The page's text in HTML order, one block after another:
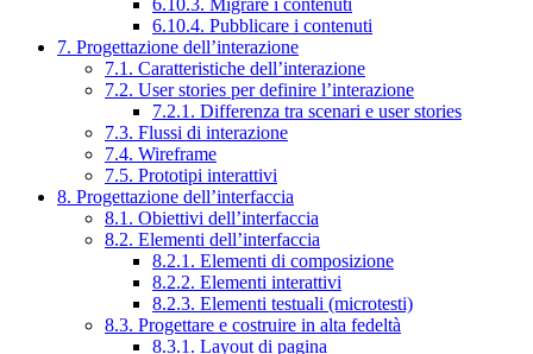
6.10.3. Migrare i contenuti
6.10.4. Pubblicare i contenuti
7. Progettazione dell’interazione
7.1. Caratteristiche dell’interazione
7.2. User stories per definire l’interazione
7.2.1. Differenza tra scenari e user stories
7.3. Flussi di interazione
7.4. Wireframe
7.5. Prototipi interattivi
8. Progettazione dell’interfaccia
8.1. Obiettivi dell’interfaccia
8.2. Elementi dell’interfaccia
8.2.1. Elementi di composizione
8.2.2. Elementi interattivi
8.2.3. Elementi testuali (microtesti)
8.3. Progettare e costruire in alta fedeltà
8.3.1. Layout di pagina